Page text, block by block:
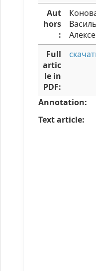
Aut
hors
:
Full
artic
le in
PDF:
Annotation:
Text article: